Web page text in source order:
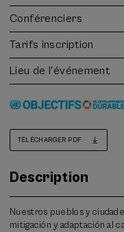
Conférenciers
Tarifs inscription
Lieu de l'événement
TÉLÉCHARGER PDF
Description
Nuestros pueblos y
mitigación y adaptación al